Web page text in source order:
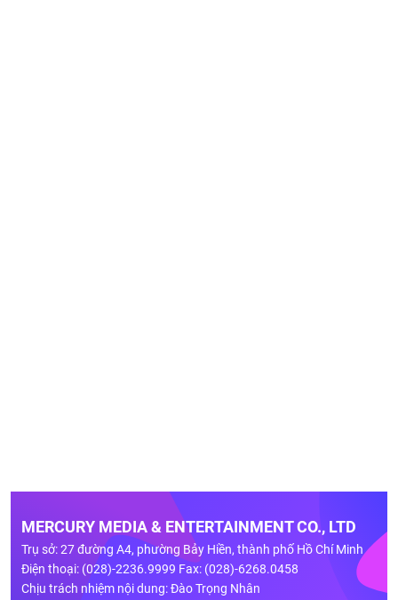
MERCURY MEDIA & ENTERTAINMENT CO., LTD
Trụ sở: 27 đường A4, phường Bảy Hiền, thành phố Hồ Chí Minh
Điện thoại: (028)-2236.9999 Fax: (028)-6268.0458
Chịu trách nhiệm nội dung: Đào Trọng Nhân